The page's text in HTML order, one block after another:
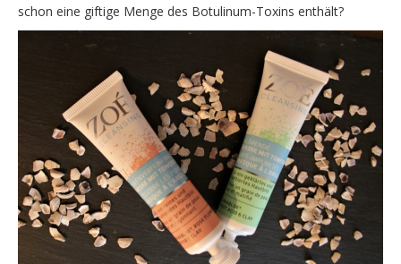
schon eine giftige Menge des Botulinum-Toxins enthält?